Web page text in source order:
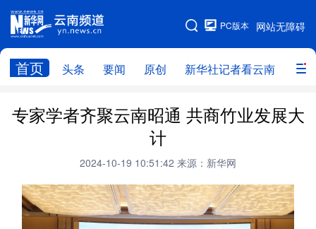
网站无障碍
PC版本
首页 头条 要闻 原创 新华社记者看云南 政务
网站地图
头条 云南要闻 本网原创
政务
云南省领导报道集
教育
州市
社会
图片
专家学者齐聚云南昭通 共商竹业发展大
计
2024-10-19 10:51:42 来源：新华网